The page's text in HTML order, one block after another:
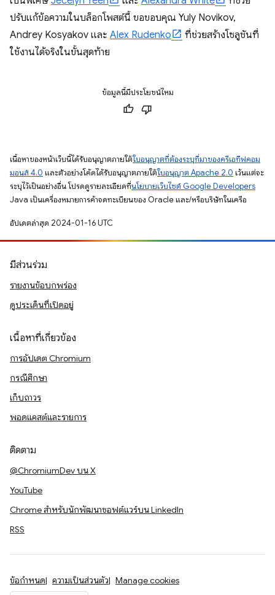
ปรับแก้ข้อความในบล็อกโพสต์นี้ ขอขอบคุณ Yuly Novikov,
Andrey Kosyakov และ Alex Rudenko
ที่ช่วยสร้างโซลูชันที่
ใช้งานได้จริงในขั้นสุดท้าย
ข้อมูลนี้มีประโยชน์ไหม
เนื้อหาของหน้าเว็บนี้ได้รับอนุญาตภายใต้ใบอนุญาตที่ต้องระบุที่มาของครีเอทีฟคอม
มอนส์ 4.0 และตัวอย่างโค้ดได้รับอนุญาตภายใต้ใบอนุญาต Apache 2.0 เว้นแต่จะ
ระบุไว้เป็นอย่างอื่น โปรดดูรายละเอียดที่นโยบายเว็บไซต์ Google Developers
Java เป็นเครื่องหมายการค้าจดทะเบียนของ Oracle และ/หรือบริษัทในเครือ
อัปเดตล่าสุด 2024-01-16 UTC
มีส่วนร่วม
รายงานข้อบกพร่อง
ดูประเด็นที่เปิดอยู่
เนื้อหาที่เกี่ยวข้อง
การอัปเดต Chromium
กรณีศึกษา
เก็บถาวร
พอดแคสต์และรายการ
ติดตาม
@ChromiumDev บน X
YouTube
Chrome สำหรับนักพัฒนาซอฟต์แวร์บน LinkedIn
RSS
ข้อกำหนด ความเป็นส่วนตัว Manage cookies